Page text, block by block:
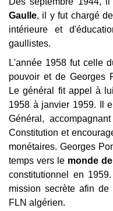
Gaulle, il y fut chargé
intérieure et
gaullistes.
L'année 1958 fut celle
pouvoir et de Georges
Le général fit appel à
1958 à janvier 1959. Il
Général,
Constitution et
monétaires. Georges
temps vers le monde
constitutionnel en
mission secrète afin
FLN algérien.